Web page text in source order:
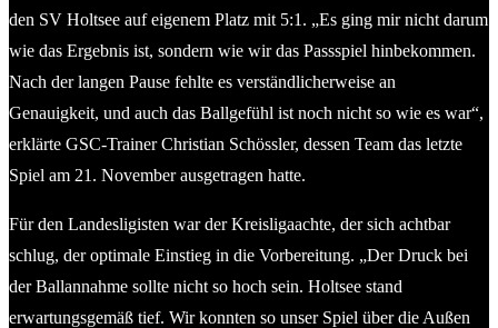
den SV Holtsee auf eigenem Platz mit 5:1. „Es ging mir nicht darum
wie das Ergebnis ist, sondern wie wir das Passspiel hinbekommen.
Nach der langen Pause fehlte es verständlicherweise an
Genauigkeit, und auch das Ballgefühl ist noch nicht so wie es war“,
erklärte GSC-Trainer Christian Schössler, dessen Team das letzte
Spiel am 21. November ausgetragen hatte.
Für den Landesligisten war der Kreisligaachte, der sich achtbar
schlug, der optimale Einstieg in die Vorbereitung. „Der Druck bei
der Ballannahme sollte nicht so hoch sein. Holtsee stand
erwartungsgemäß tief. Wir konnten so unser Spiel über die Außen